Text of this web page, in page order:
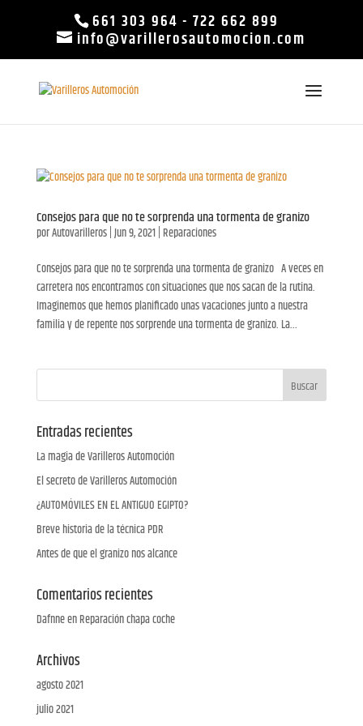
661 303 964 - 722 662 899
info@varillerosautomocion.com
Consejos para que no te sorprenda una tormenta de granizo
porAutovarilleros| Jun 9, 2021| Reparaciones
Consejos para que no te sorprenda una tormenta de granizo A veces en
carretera nos encontramos con situaciones que nos sacan de la rutina.
Imaginemos que hemos planificado unas vacaciones junto a nuestra
familia y de repente nos sorprende una tormenta de granizo. La...
Entradas recientes
La magia de Varilleros Automoción
El secreto de Varilleros Automoción
¿AUTOMÓVILES EN EL ANTIGUO EGIPTO?
Breve historia de la técnica PDR
Antes de que el granizo nos alcance
Comentarios recientes
DafnneenReparación chapa coche
Archivos
agosto 2021
julio 2021